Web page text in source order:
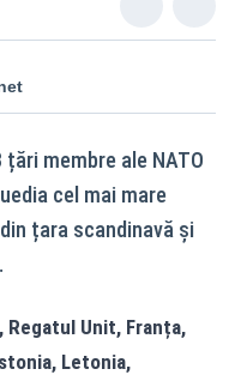
membre ale NATO
cel mai mare
țara scandinavă și
Unit, Franța,
Letonia,